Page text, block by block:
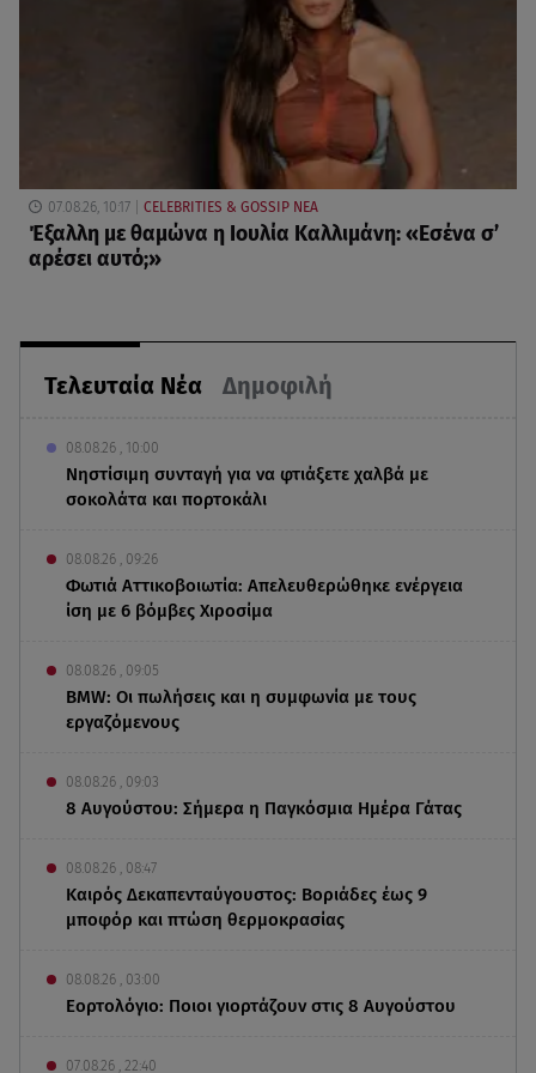
Τελευταία Νέα Δημοφιλή
08.08.26 , 10:00
Νηστίσιμη συνταγή για να φτιάξετε χαλβά με
σοκολάτα και πορτοκάλι
08.08.26 , 09:26
Φωτιά Αττικοβοιωτία: Απελευθερώθηκε ενέργεια
ίση με 6 βόμβες Χιροσίμα
08.08.26 , 09:05
BMW: Οι πωλήσεις και η συμφωνία με τους
εργαζόμενους
08.08.26 , 09:03
8 Αυγούστου: Σήμερα η Παγκόσμια Ημέρα Γάτας
08.08.26 , 08:47
Καιρός Δεκαπενταύγουστος: Βοριάδες έως 9
μποφόρ και πτώση θερμοκρασίας
08.08.26 , 03:00
Εορτολόγιο: Ποιοι γιορτάζουν στις 8 Αυγούστου
07.08.26 , 22:40
07.08.26, 10:17 CELEBRITIES & GOSSIP ΝΕΑ
Έξαλλη με θαμώνα η Ιουλία Καλλιμάνη: «Εσένα σ’
αρέσει αυτό;»